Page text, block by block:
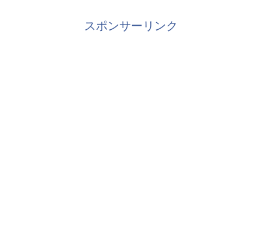
スポンサーリンク